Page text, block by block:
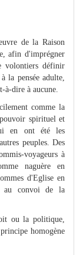
de la Raison
afin d'imprégner
volontiers définir
la pensée adulte,
à-dire à aucune.
comme la
spirituel et
en ont été les
peuples. Des
voyageurs à
naguère en
d'Eglise en
au convoi de la
ou la politique,
homogène